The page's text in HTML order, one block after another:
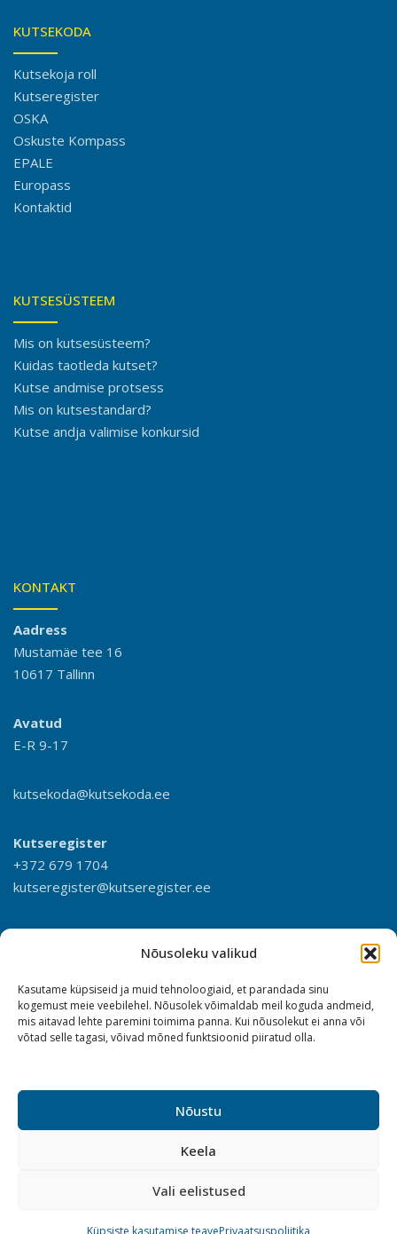
Nõusoleku valikud
Kasutame küpsiseid ja muid tehnoloogiaid, et parandada sinu
kogemust meie veebilehel. Nõusolek võimaldab meil koguda andmeid,
mis aitavad lehte paremini toimima panna. Kui nõusolekut ei anna või
võtad selle tagasi, võivad mõned funktsioonid piiratud olla.
Nõustu
Keela
Vali eelistused
Küpsiste kasutamise teavePrivaatsuspoliitika
KUTSEKODA
Kutsekoja roll
Kutseregister
OSKA
Oskuste Kompass
EPALE
Europass
Kontaktid
KUTSESÜSTEEM
Mis on kutsesüsteem?
Kuidas taotleda kutset?
Kutse andmise protsess
Mis on kutsestandard?
Kutse andja valimise konkursid
KONTAKT
Aadress
Mustamäe tee 16
10617 Tallinn
Avatud
E-R 9-17
kutsekoda@kutsekoda.ee
Kutseregister
+372 679 1704
kutseregister@kutseregister.ee